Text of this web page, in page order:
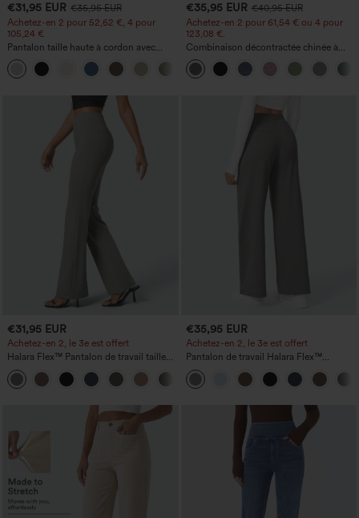
€31,95 EUR €35,95 EUR
Achetez-en 2 pour 52,62 €, 4 pour
105,24 €
Pantalon taille haute à cordon avec
poches, jambe large et coupe ample,
style décontracté, effet lin
+15
€35,95 EUR €40,95 EUR
Achetez-en 2 pour 61,54 € ou 4 pour
123,08 €.
Combinaison décontractée chinée à
bretelles réglables, fronces et jambes
larges, avec poches — facile comme
tout
€31,95 EUR
Achetez-en 2, le 3e est offert
Halara Flex™ Pantalon de travail taille
haute avec poche latérale arrière et
légère coupe évasée
+13
€35,95 EUR
Achetez-en 2, le 3e est offert
Pantalon de travail Halara Flex™
DayStretch à taille haute, avec poches et
coupe droite